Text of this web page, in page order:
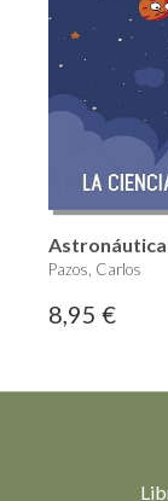
Astronáutica
Pazos, Carlos
8,95 €